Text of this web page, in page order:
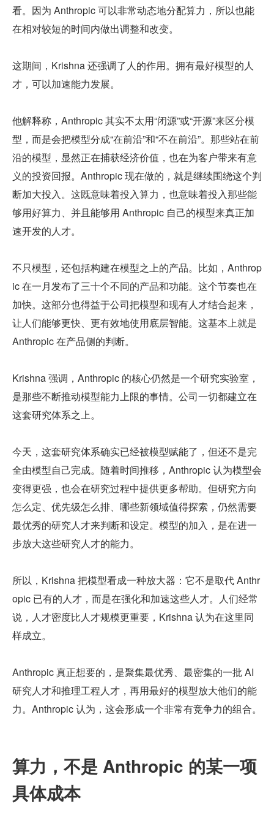
看。因为 Anthropic 可以非常动态地分配算力，所以也能
在相对较短的时间内做出调整和改变。
这期间，Krishna 还强调了人的作用。拥有最好模型的人
才，可以加速能力发展。
他解释称，Anthropic 其实不太用“闭源”或“开源”来区分模
型，而是会把模型分成“在前沿”和“不在前沿”。那些站在前
沿的模型，显然正在捕获经济价值，也在为客户带来有意
义的投资回报。Anthropic 现在做的，就是继续围绕这个判
断加大投入。这既意味着投入算力，也意味着投入那些能
够用好算力、并且能够用 Anthropic 自己的模型来真正加
速开发的人才。
不只模型，还包括构建在模型之上的产品。比如，Anthrop
ic 在一月发布了三十个不同的产品和功能。这个节奏也在
加快。这部分也得益于公司把模型和现有人才结合起来，
让人们能够更快、更有效地使用底层智能。这基本上就是
Anthropic 在产品侧的判断。
Krishna 强调，Anthropic 的核心仍然是一个研究实验室，
是那些不断推动模型能力上限的事情。公司一切都建立在
这套研究体系之上。
今天，这套研究体系确实已经被模型赋能了，但还不是完
全由模型自己完成。随着时间推移，Anthropic 认为模型会
变得更强，也会在研究过程中提供更多帮助。但研究方向
怎么定、优先级怎么排、哪些新领域值得探索，仍然需要
最优秀的研究人才来判断和设定。模型的加入，是在进一
步放大这些研究人才的能力。
所以，Krishna 把模型看成一种放大器：它不是取代 Anthr
opic 已有的人才，而是在强化和加速这些人才。人们经常
说，人才密度比人才规模更重要，Krishna 认为在这里同
样成立。
Anthropic 真正想要的，是聚集最优秀、最密集的一批 AI
研究人才和推理工程人才，再用最好的模型放大他们的能
力。Anthropic 认为，这会形成一个非常有竞争力的组合。
算力，不是 Anthropic 的某一项
具体成本